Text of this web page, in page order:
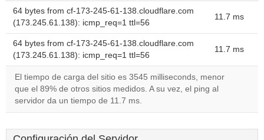
64 bytes from cf-173-245-61-138.cloudflare.com
(173.245.61.138): icmp_req=1 ttl=56
11.7 ms
64 bytes from cf-173-245-61-138.cloudflare.com
(173.245.61.138): icmp_req=1 ttl=56
11.7 ms
El tiempo de carga del sitio es 3545 milliseconds, menor
que el 89% de otros sitios medidos. A su vez, el ping al
servidor da un tiempo de 11.7 ms.